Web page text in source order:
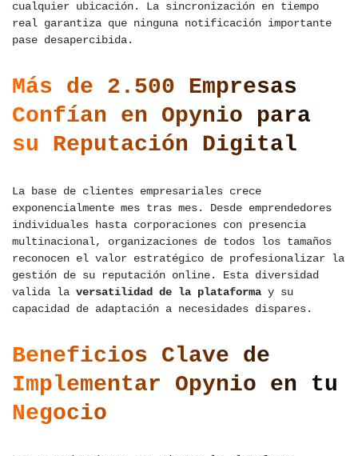
cualquier ubicación. La sincronización en tiempo
real garantiza que ninguna notificación importante
pase desapercibida.
Más de 2.500 Empresas
Confían en Opynio para
su Reputación Digital
La base de clientes empresariales crece
exponencialmente mes tras mes. Desde emprendedores
individuales hasta corporaciones con presencia
multinacional, organizaciones de todos los tamaños
reconocen el valor estratégico de profesionalizar la
gestión de su reputación online. Esta diversidad
valida la versatilidad de la plataforma y su
capacidad de adaptación a necesidades dispares.
Beneficios Clave de
Implementar Opynio en tu
Negocio